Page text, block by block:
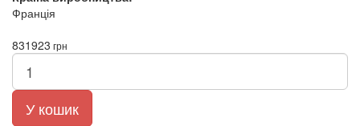
Франція
831923 грн
У кошик